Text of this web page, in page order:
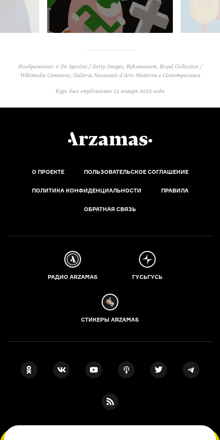
Изображения: © De Agostini / Getty Images, Rijksmuseum, Royal Collection /
Wikimedia Commons, Galleria Nazionale d’Arte Moderna e Contemporanea
Курс был опубликован 23 января 2025 года
О ПРОЕКТЕ ПОЛЬЗОВАТЕЛЬСКОЕ СОГЛАШЕНИЕ
ПОЛИТИКА КОНФИДЕНЦИАЛЬНОСТИ ПРАВИЛА
ОБРАТНАЯ СВЯЗЬ
РАДИО ARZAMAS ГУСЬГУСЬ
СТИКЕРЫ ARZAMAS